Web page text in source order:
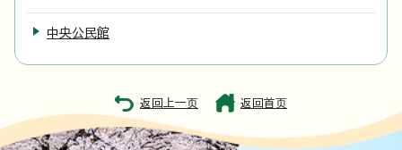
中央公民館
返回上一页 返回首页